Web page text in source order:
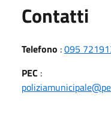
Contatti
Telefono :095
PEC :